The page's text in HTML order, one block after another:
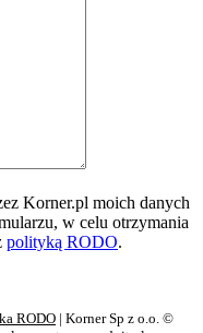
Korner.pl moich danych
w celu otrzymania
polityką RODO.
RODO | Korner Sp z o.o. ©